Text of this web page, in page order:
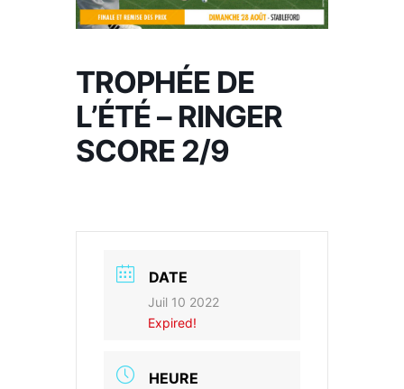
TROPHÉE DE
L’ÉTÉ – RINGER
SCORE 2/9
DATE
Juil 10 2022
Expired!
HEURE